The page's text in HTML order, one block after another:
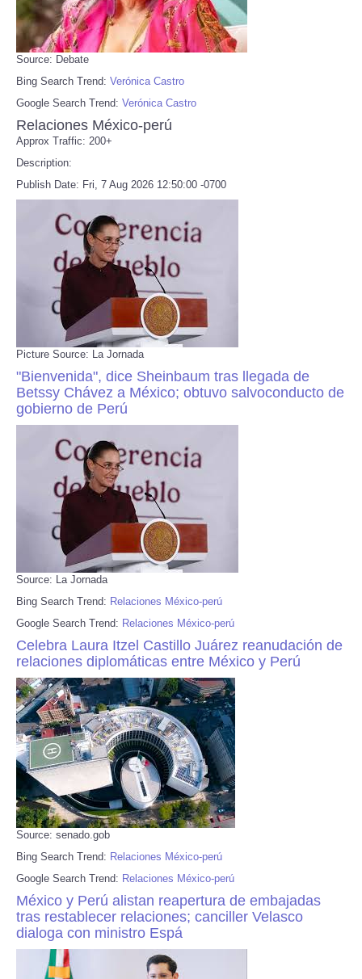
Source: Debate
Bing Search Trend: Verónica Castro
Google Search Trend: Verónica Castro
Relaciones México-perú
Approx Traffic: 200+
Description:
Publish Date: Fri, 7 Aug 2026 12:50:00 -0700
Picture Source: La Jornada
"Bienvenida", dice Sheinbaum tras llegada de
Betssy Chávez a México; obtuvo salvoconducto de
gobierno de Perú
Source: La Jornada
Bing Search Trend: Relaciones México-perú
Google Search Trend: Relaciones México-perú
Celebra Laura Itzel Castillo Juárez reanudación de
relaciones diplomáticas entre México y Perú
Source: senado.gob
Bing Search Trend: Relaciones México-perú
Google Search Trend: Relaciones México-perú
México y Perú alistan reapertura de embajadas
tras restablecer relaciones; canciller Velasco
dialoga con ministro Espá